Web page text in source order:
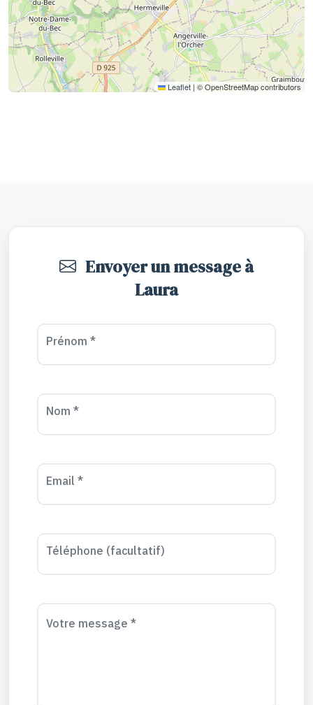
Leaflet | © OpenStreetMap contributors
Envoyer un message à
Laura
Prénom *
Nom *
Email *
Téléphone (facultatif)
Votre message *